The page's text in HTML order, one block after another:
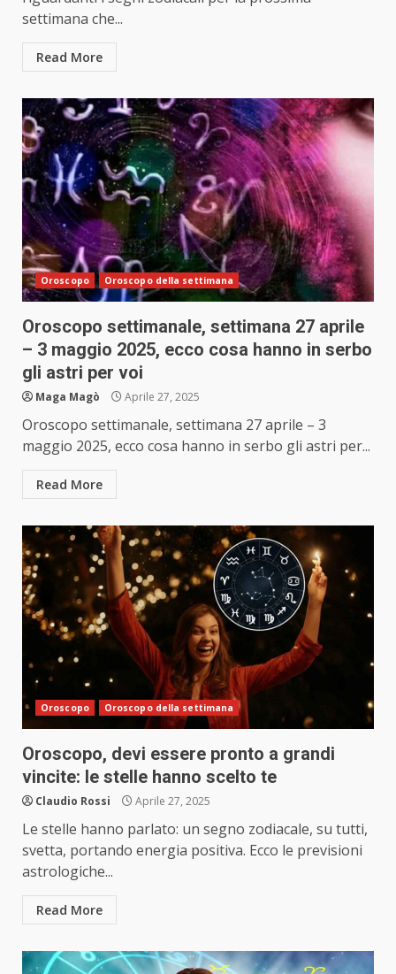
settimana che...
Read More
Oroscopo Oroscopo della settimana
Oroscopo settimanale, settimana 27 aprile
– 3 maggio 2025, ecco cosa hanno in serbo
gli astri per voi
Maga Magò Aprile 27, 2025
Oroscopo settimanale, settimana 27 aprile – 3
maggio 2025, ecco cosa hanno in serbo gli astri per...
Read More
Oroscopo Oroscopo della settimana
Oroscopo, devi essere pronto a grandi
vincite: le stelle hanno scelto te
Claudio Rossi Aprile 27, 2025
Le stelle hanno parlato: un segno zodiacale, su tutti,
svetta, portando energia positiva. Ecco le previsioni
astrologiche...
Read More